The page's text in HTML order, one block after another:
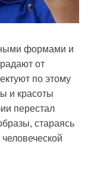
формами и
от
по этому
и красоты
перестал
стараясь